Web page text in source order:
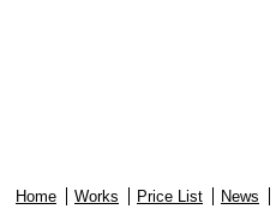
Home Works Price List News